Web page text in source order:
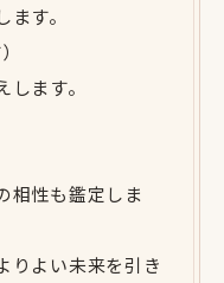
す。
ます。
相性も鑑定しま
りよい未来を引き